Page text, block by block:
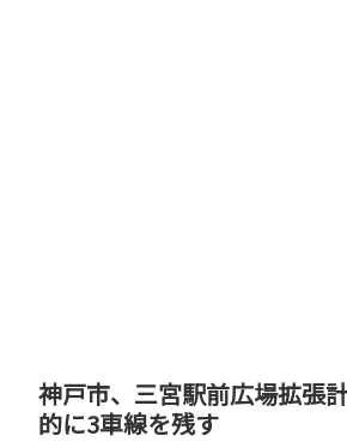
神戸市、三宮駅前広場拡張
的に3車線を残す